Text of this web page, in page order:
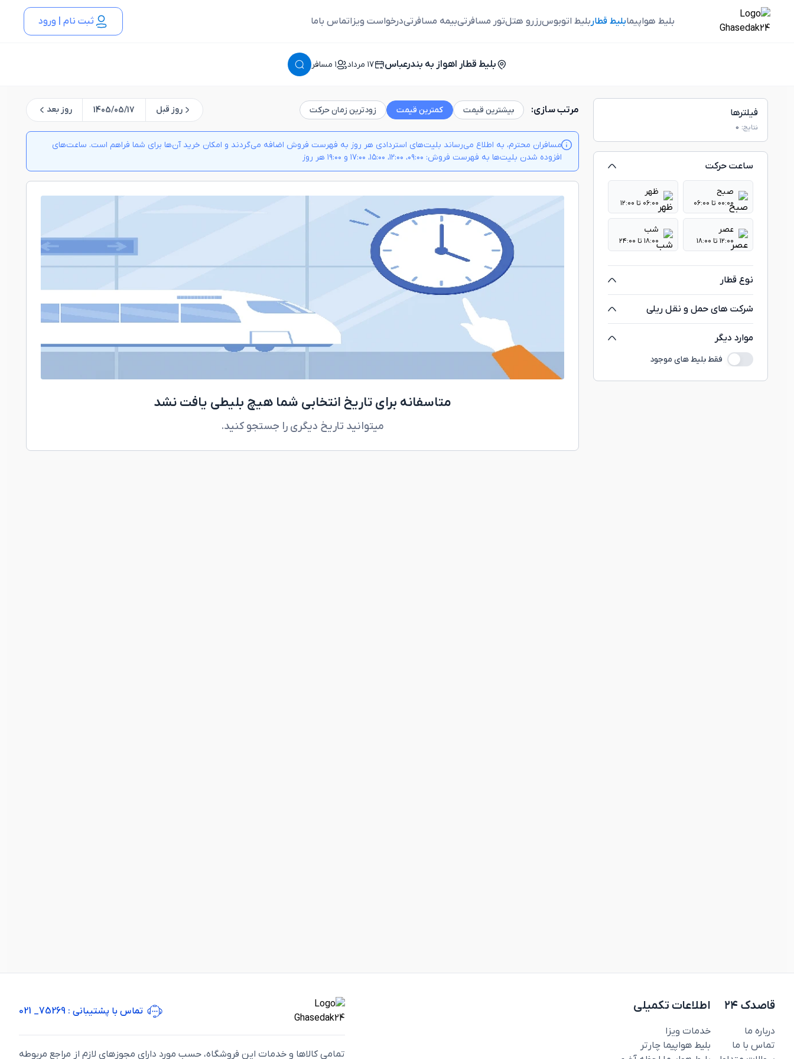
بلیط هواپیمابلیط قطاربلیط اتوبوسرزرو هتلتور مسافرتیبیمه مسافرتیدرخواست ویزاتماس باما ثبت نام | ورود
بلیط قطار اهواز به بندرعباس ١٧ مرداد ١ مسافر
فیلترها
نتایج: 0
ساعت حرکت
صبح
۰۰:۰۰ تا ۰۶:۰۰
ظهر
۰۶:۰۰ تا ۱۲:۰۰
عصر
۱۲:۰۰ تا ۱۸:۰۰
شب
۱۸:۰۰ تا ۲۴:۰۰
نوع قطار
شرکت های حمل و نقل ریلی
موارد دیگر
فقط بلیط های موجود
مرتب سازی: بیشترین قیمت کمترین قیمت زودترین زمان حرکت روز قبل 1405/05/17 روز بعد
مسافران محترم، به اطلاع می‌رساند بلیت‌های استردادی هر روز به فهرست فروش اضافه می‌گردند و امکان خرید آن‌ها برای شما فراهم است. ساعت‌های
افزوده شدن بلیت‌ها به فهرست فروش: ۰۹:۰۰، ۱۲:۰۰، ۱۵:۰۰، ۱۷:۰۰ و ۱۹:۰۰ هر روز
متاسفانه برای تاریخ انتخابی شما هیچ بلیطی یافت نشد
میتوانید تاریخ دیگری را جستجو کنید.
قاصدک ۲۴
درباره ما
تماس با ما
اطلاعات تکمیلی
خدمات ویزا
بلیط هواپیما چارتر
تماس با پشتیبانی : 75269_ 021
تمامی كالاها و خدمات اين فروشگاه، حسب مورد دارای مجوزهای لازم از مراجع مربوطه